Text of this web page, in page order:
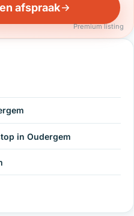
afspraak
Premium listing
in Oudergem